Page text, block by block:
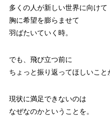
多くの人が新しい世界に向けて
胸に希望を膨らませて
羽ばたいていく時。
でも、飛び立つ前に
ちょっと振り返ってほしいこと
現状に満足できないのは
なぜなのかということを。